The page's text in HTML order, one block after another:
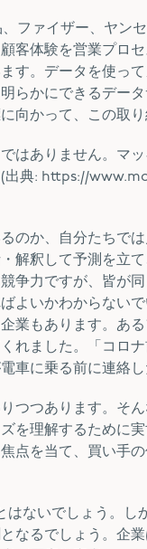
ファイザー、ヤン
客体験を営業プロ
す。データを使っ
らかにできるデー
向かって、この取り
はありません。マ
(出典: https://
のか、自分たちで
解釈して予測を立
争力ですが、皆が
よいかわからない
業もあります。あ
れました。「コロ
車に乗る前に連絡し
つつあります。そ
を理解するために
点を当て、買い手
はないでしょう。
なるでしょう。企